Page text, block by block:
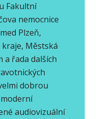
Fakultní
nemocnice
Plzeň,
Městská
a řada dalších
dobrou
audiovizuální